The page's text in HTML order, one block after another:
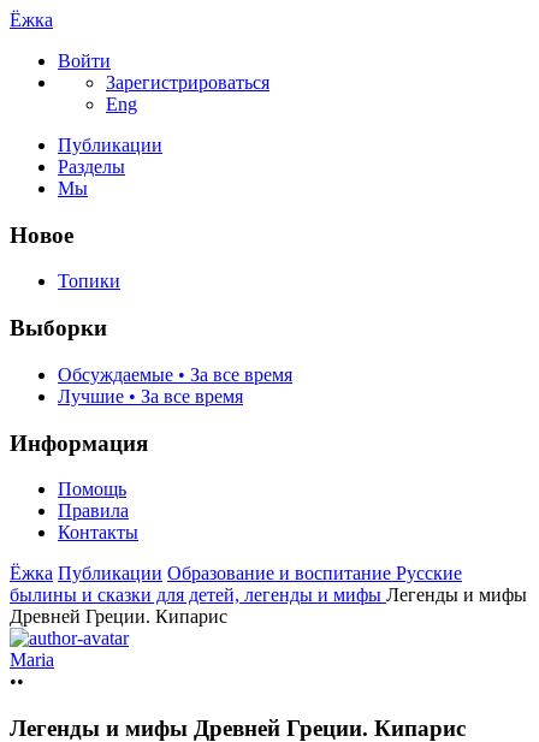
Ёжка
Войти
Зарегистрироваться
Eng
Публикации
Разделы
Мы
Новое
Топики
Выборки
Обсуждаемые • За все время
Лучшие • За все время
Информация
Помощь
Правила
Контакты
Ёжка Публикации Образование и воспитание Русские
былины и сказки для детей, легенды и мифы Легенды и мифы
Древней Греции. Кипарис
Maria
••
Легенды и мифы Древней Греции. Кипарис